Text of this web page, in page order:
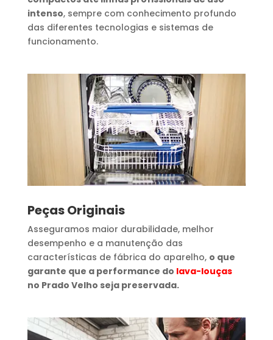
intenso, sempre com conhecimento profundo
das diferentes tecnologias e sistemas de
funcionamento.
Peças Originais
Asseguramos maior durabilidade, melhor
desempenho e a manutenção das
características de fábrica do aparelho, o que
garante que a performance do lava-louças
no Prado Velho seja preservada.